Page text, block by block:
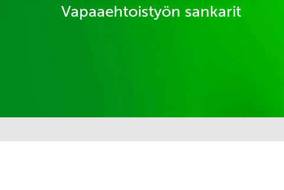
Vapaaehtoistyön sankarit